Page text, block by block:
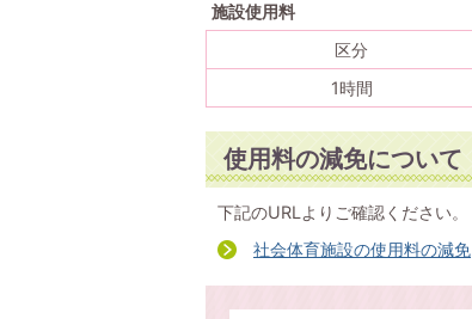
施設使用料
区分
1時間
使用料の減免について
下記のURLよりご確認ください。
社会体育施設の使用料の減免